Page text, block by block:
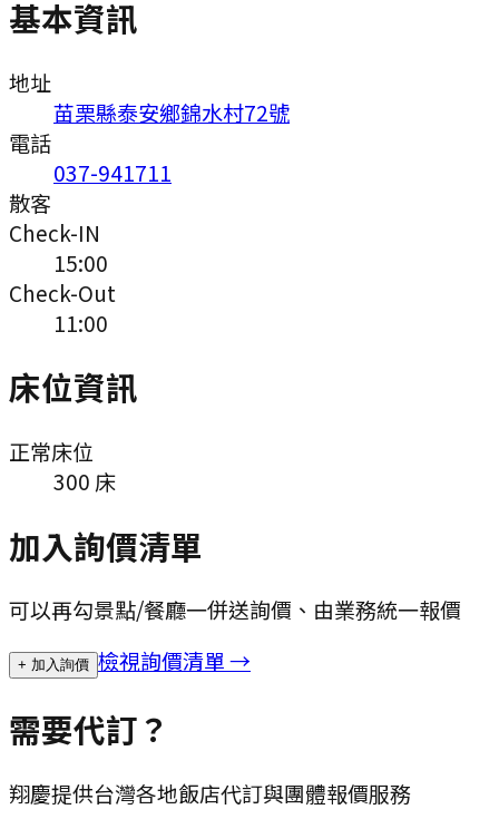
基本資訊
地址
苗栗縣泰安鄉錦水村72號
電話
037-941711
散客
Check-IN
15:00
Check-Out
11:00
床位資訊
正常床位
300 床
加入詢價清單
可以再勾景點/餐廳一併送詢價、由業務統一報價
+ 加入詢價 檢視詢價清單 →
需要代訂？
翔慶提供台灣各地飯店代訂與團體報價服務